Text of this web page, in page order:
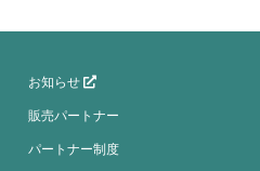
お知らせ
販売パートナー
パートナー制度